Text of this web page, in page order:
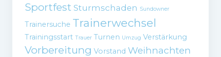
Sportfest Sturmschaden Sundowner
Trainersuche Trainerwechsel
Trainingsstart Trauer Turnen Umzug Verstärkung
Vorbereitung Vorstand Weihnachten